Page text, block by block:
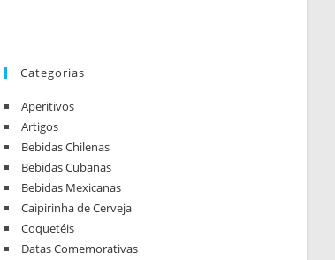
Categorias
Aperitivos
Artigos
Bebidas Chilenas
Bebidas Cubanas
Bebidas Mexicanas
Caipirinha de Cerveja
Coquetéis
Datas Comemorativas